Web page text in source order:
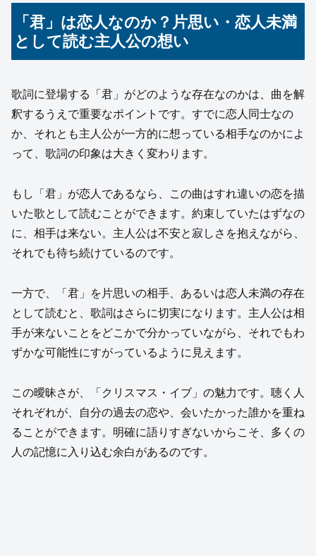
「君」は恋人なのか？片思い・恋人未満
として読む主人公の想い
歌詞に登場する「君」がどのような存在なのかは、曲を解
釈するうえで重要なポイントです。すでに恋人同士なの
か、それとも主人公が一方的に想っている相手なのかによ
って、歌詞の印象は大きく変わります。
もし「君」が恋人であるなら、この曲はすれ違いの恋を描
いた歌として読むことができます。約束していたはずなの
に、相手は来ない。主人公は不安と寂しさを抱えながら、
それでも待ち続けているのです。
一方で、「君」を片思いの相手、あるいは恋人未満の存在
として読むと、歌詞はさらに切実になります。主人公は相
手が来ないことをどこかで分かっていながら、それでもわ
ずかな可能性にすがっているように見えます。
この曖昧さが、「クリスマス・イブ」の魅力です。聴く人
それぞれが、自分の過去の恋や、会いたかった誰かを重ね
ることができます。明確に語りすぎないからこそ、多くの
人の記憶に入り込む余白があるのです。